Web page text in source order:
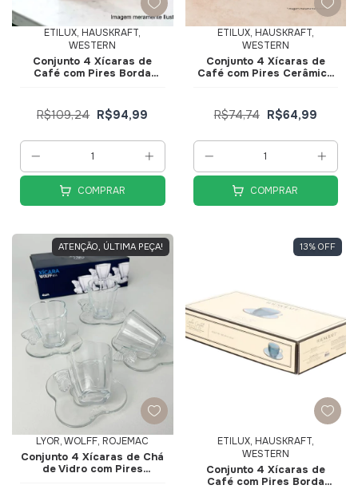
ETILUX, HAUSKRAFT,
WESTERN
Conjunto 4 Xícaras de
Café com Pires Borda
Hauskraft
R$109,24 R$94,99
COMPRAR
ETILUX, HAUSKRAFT,
WESTERN
Conjunto 4 Xícaras de
Café com Pires Cerâmica
R$74,74 R$64,99
COMPRAR
ATENÇÃO, ÚLTIMA PEÇA!
LYOR, WOLFF, ROJEMAC
Conjunto 4 Xícaras de Ch
de Vidro com Pires
13% OFF
ETILUX, HAUSKRAFT,
WESTERN
Conjunto 4 Xícaras de
Café com Pires Borda